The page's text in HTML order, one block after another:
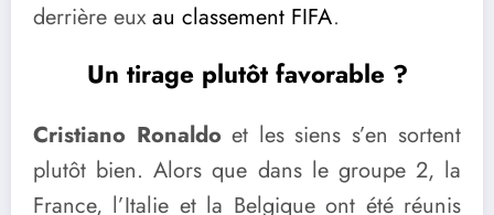
derrière eux au classement FIFA.
Un tirage plutôt favorable ?
Cristiano Ronaldo et les siens s’en sortent
plutôt bien. Alors que dans le groupe 2, la
France, l’Italie et la Belgique ont été réunis